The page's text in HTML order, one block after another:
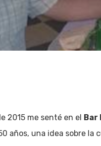
2015 me senté en el Bar
años, una idea sobre la